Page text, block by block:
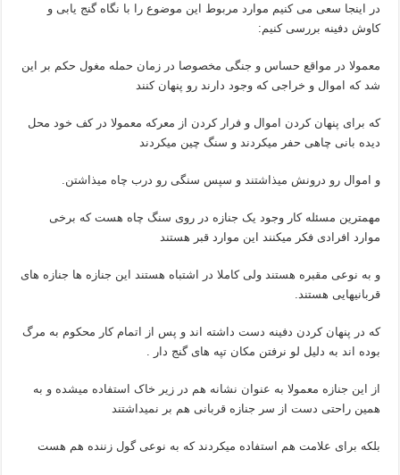
در اینجا سعی می کنیم موارد مربوط این موضوع را با نگاه گنج یابی و
کاوش دفینه بررسی کنیم:
معمولا در مواقع حساس و جنگی مخصوصا در زمان حمله مغول حکم بر این
شد که اموال و خراجی که وجود دارند رو پنهان کنند
که برای پنهان کردن اموال و فرار کردن از معرکه معمولا در کف خود محل
دیده بانی چاهی حفر میکردند و سنگ چین میکردند
و اموال رو درونش میذاشتند و سپس سنگی رو درب چاه میذاشتن.
مهمترین مسئله کار وجود یک جنازه در روی سنگ چاه هست که برخی
موارد افرادی فکر میکنند این موارد قبر هستند
و به نوعی مقبره هستند ولی کاملا در اشتباه هستند این جنازه ها جنازه های
قربانیهایی هستند.
که در پنهان کردن دفینه دست داشته اند و پس از اتمام کار محکوم به مرگ
بوده اند به دلیل لو نرفتن مکان تپه های گنج دار .
از این جنازه معمولا به عنوان نشانه هم در زیر خاک استفاده میشده و به
همین راحتی دست از سر جنازه قربانی هم بر نمیداشتند
بلکه برای علامت هم استفاده میکردند که به نوعی گول زننده هم هست